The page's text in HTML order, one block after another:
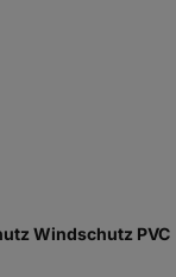
Windschutz PVC